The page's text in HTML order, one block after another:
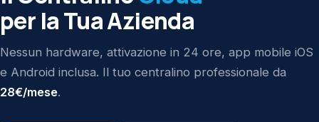
per la Tua Azienda
Nessun hardware, attivazione in 24 ore, app mobile iOS
e Android inclusa. Il tuo centralino professionale da
28€/mese.